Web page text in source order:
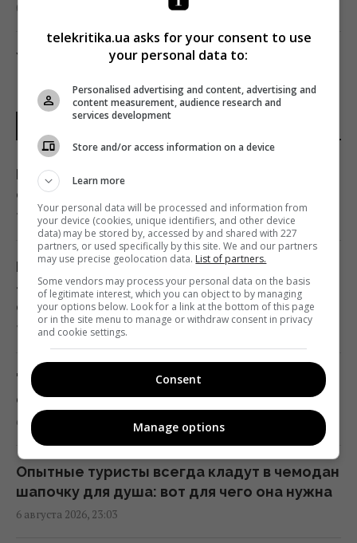
00:22 пятница, 07 августа 2026
Ученые нашли отпечатки пальцев на
удивило
23:58 четверг, 06 августа 2026
Атака дронов на Москву: аналитики
оценили эффективность работы
российской ПВО
23:39 четверг, 06 августа 2026
Женщины с дипломами чаще выбирают
успешных мужчин без высшего
образования, – исследование
23:24 четверг, 06 августа 2026
Украина ставит Путина на предвыборные
часы, - Newsweek
23:07 четверг, 06 августа 2026
Корецкий объявил об увеличении
заработной платы педагогов с 1 сентября
Как спасти виноград от усыхания в августе:
советы опытного садовода
7 августа 2026, 01:00
Белые вещи снова засияют: старый
«бабушкин» трюк без единой капли
отбеливателя
7 августа 2026, 00:06
"Я не готов": муж путинистки Валерии
открестился от ее сына-неудачника
6 августа 2026, 23:26
Опытные туристы всегда кладут в чемодан
шапочку для душа: вот для чего она нужна
6 августа 2026, 23:03
telekritika.ua asks for your consent to use
your personal data to:
Personalised advertising and content, advertising and
content measurement, audience research and
services development
Store and/or access information on a device
Learn more
Your personal data will be processed and information from
your device (cookies, unique identifiers, and other device
data) may be stored by, accessed by and shared with 227
partners, or used specifically by this site. We and our partners
may use precise geolocation data. List of partners.
Some vendors may process your personal data on the basis
of legitimate interest, which you can object to by managing
your options below. Look for a link at the bottom of this page
or in the site menu to manage or withdraw consent in privacy
and cookie settings.
Consent
Manage options